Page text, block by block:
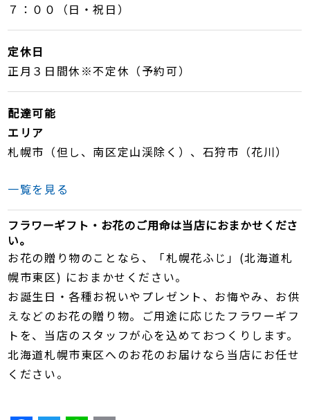
７：００（日・祝日）
定休日
正月３日間休※不定休（予約可）
配達可能
エリア
札幌市（但し、南区定山渓除く）、石狩市（花川）
一覧を見る
フラワーギフト・お花のご用命は当店におまかせくださ
い。
お花の贈り物のことなら、「札幌花ふじ」(北海道札
幌市東区) におまかせください。
お誕生日・各種お祝いやプレゼント、お悔やみ、お供
えなどのお花の贈り物。ご用途に応じたフラワーギフ
トを、当店のスタッフが心を込めておつくりします。
北海道札幌市東区へのお花のお届けなら当店にお任せ
ください。